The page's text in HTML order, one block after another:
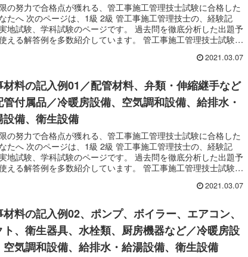
の努力で合格点が獲れる、管工事施工管理技士試験に合格した
たへ 次のページは、1級 2級 管工事施工管理技士の、経験記
地試験、学科試験のページです。 過去問を徹底分析した出題予
える解答例を多数紹介しています。 管工事施工管理技士試験の
に合格点が獲れる教材 ・驚異の的中率を誇る出題予想、過去問と
れる ・スマホで使える。通勤中や業務の合間にも、効率的な勉
...
2021.03.07
材料の記入例01／配管材料、弁類・伸縮継手など
管付属品／冷暖房設備、空気調和設備、給排水・
設備、衛生設備
の努力で合格点が獲れる、管工事施工管理技士試験に合格した
たへ 次のページは、1級 2級 管工事施工管理技士の、経験記
地試験、学科試験のページです。 過去問を徹底分析した出題予
える解答例を多数紹介しています。 管工事施工管理技士試験の
に合格点が獲れる教材 ・驚異の的中率を誇る出題予想、過去問と
れる ・スマホで使える。通勤中や業務の合間にも、効率的な勉
...
2021.03.07
材料の記入例02、ポンプ、ボイラー、エアコン、
ト、衛生器具、水栓類、厨房機器など／冷暖房設
空気調和設備、給排水・給湯設備、衛生設備